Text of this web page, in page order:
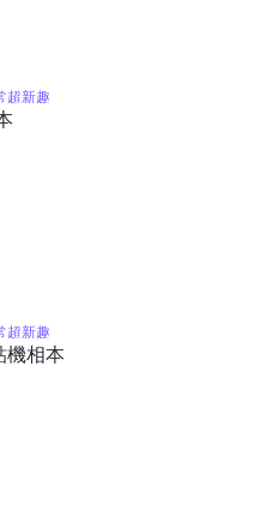
超新趣
超新趣
機相本